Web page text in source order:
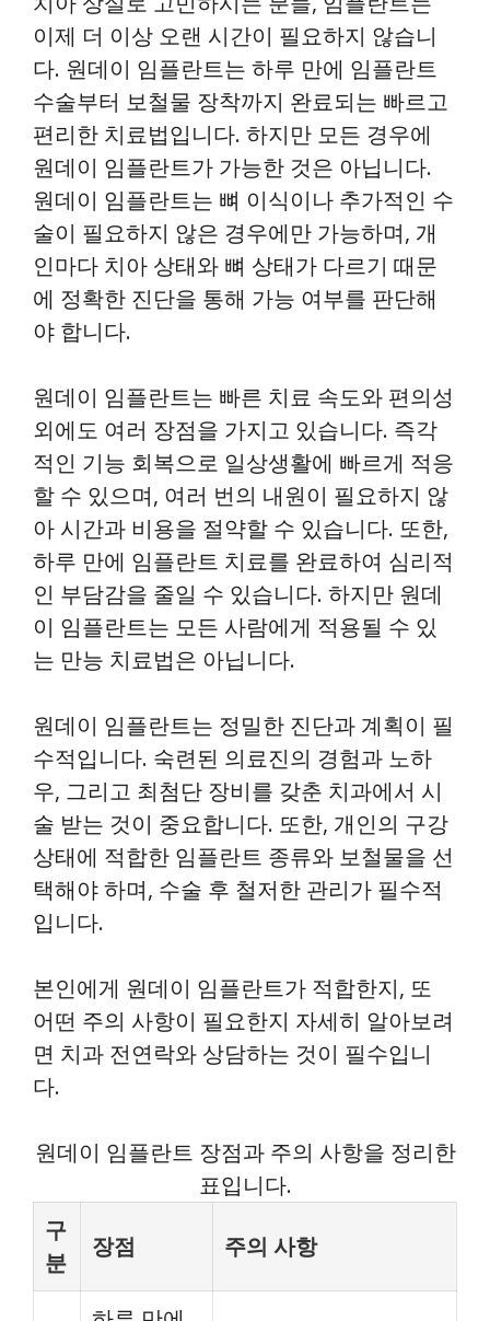
이제 더 이상 오랜 시간이 필요하지 않습니
다. 원데이 임플란트는 하루 만에 임플란트
수술부터 보철물 장착까지 완료되는 빠르고
편리한 치료법입니다. 하지만 모든 경우에
원데이 임플란트가 가능한 것은 아닙니다.
원데이 임플란트는 뼈 이식이나 추가적인 수
술이 필요하지 않은 경우에만 가능하며, 개
인마다 치아 상태와 뼈 상태가 다르기 때문
에 정확한 진단을 통해 가능 여부를 판단해
야 합니다.
원데이 임플란트는 빠른 치료 속도와 편의성
외에도 여러 장점을 가지고 있습니다. 즉각
적인 기능 회복으로 일상생활에 빠르게 적응
할 수 있으며, 여러 번의 내원이 필요하지 않
아 시간과 비용을 절약할 수 있습니다. 또한,
하루 만에 임플란트 치료를 완료하여 심리적
인 부담감을 줄일 수 있습니다. 하지만 원데
이 임플란트는 모든 사람에게 적용될 수 있
는 만능 치료법은 아닙니다.
원데이 임플란트는 정밀한 진단과 계획이 필
수적입니다. 숙련된 의료진의 경험과 노하
우, 그리고 최첨단 장비를 갖춘 치과에서 시
술 받는 것이 중요합니다. 또한, 개인의 구강
상태에 적합한 임플란트 종류와 보철물을 선
택해야 하며, 수술 후 철저한 관리가 필수적
입니다.
본인에게 원데이 임플란트가 적합한지, 또
어떤 주의 사항이 필요한지 자세히 알아보려
면 치과 전연락와 상담하는 것이 필수입니
다.
원데이 임플란트 장점과 주의 사항을 정리한
표입니다.
구
분
장점 주의 사항